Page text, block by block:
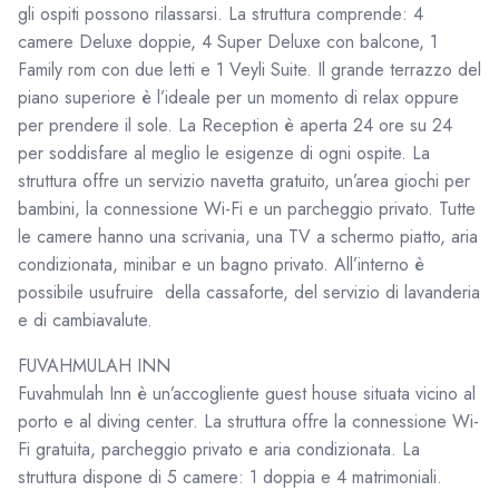
gli ospiti possono rilassarsi. La struttura comprende: 4
camere Deluxe doppie, 4 Super Deluxe con balcone, 1
Family rom con due letti e 1 Veyli Suite. Il grande terrazzo del
piano superiore è l’ideale per un momento di relax oppure
per prendere il sole. La Reception è aperta 24 ore su 24
per soddisfare al meglio le esigenze di ogni ospite. La
struttura offre un servizio navetta gratuito, un’area giochi per
bambini, la connessione Wi-Fi e un parcheggio privato. Tutte
le camere hanno una scrivania, una TV a schermo piatto, aria
condizionata, minibar e un bagno privato. All’interno è
possibile usufruire della cassaforte, del servizio di lavanderia
e di cambiavalute.
FUVAHMULAH INN
Fuvahmulah Inn è un’accogliente guest house situata vicino al
porto e al diving center. La struttura offre la connessione Wi-
Fi gratuita, parcheggio privato e aria condizionata. La
struttura dispone di 5 camere: 1 doppia e 4 matrimoniali.